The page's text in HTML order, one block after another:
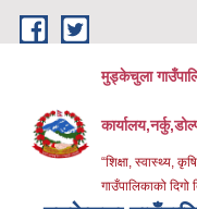
Skip to main content
मुड्केचुला
“शिक्षा, स्वास्थ्य,
गाउँपालिकाको